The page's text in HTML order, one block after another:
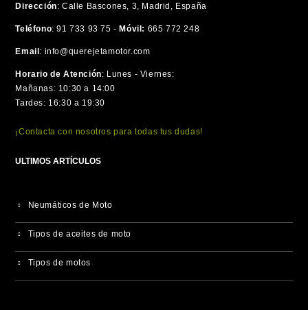
Dirección: Calle Bascones, 3, Madrid, España
Teléfono: 91 733 93 75 -Móvil: 665 772 248
Email: info@querejetamotor.com
Horario de Atención: Lunes - Viernes:
Mañanas: 10:30 a 14:00
Tardes: 16:30 a 19:30
¡Contacta con nosotros para todas tus dudas!
ULTIMOS ARTÍCULOS
Neumáticos de Moto
Tipos de aceites de moto
Tipos de motos